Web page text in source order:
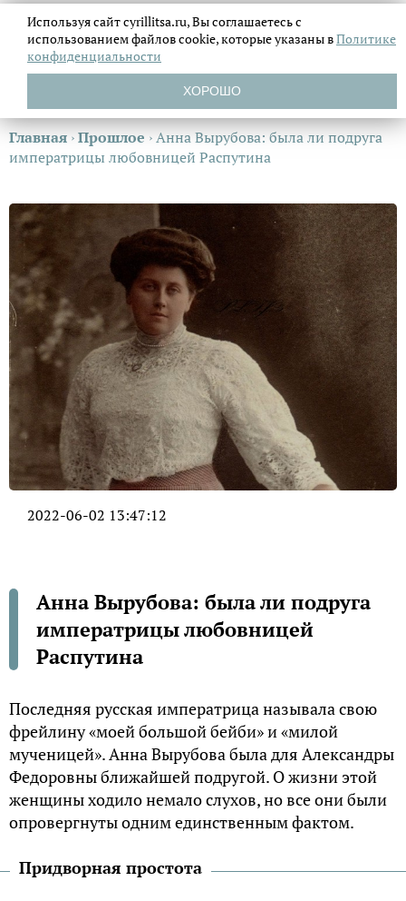
Главная ›Прошлое ›Анна Вырубова: была ли подруга
императрицы любовницей Распутина
2022-06-02 13:47:12
Анна Вырубова: была ли подруга
императрицы любовницей
Распутина
Последняя русская императрица называла свою
фрейлину «моей большой бейби» и «милой
мученицей». Анна Вырубова была для Александры
Федоровны ближайшей подругой. О жизни этой
женщины ходило немало слухов, но все они были
опровергнуты одним единственным фактом.
Придворная простота
Используя сайт cyrillitsa.ru, Вы соглашаетесь с
использованием файловcookie, которые указаны вПолитике
конфиденциальности
ХОРОШО